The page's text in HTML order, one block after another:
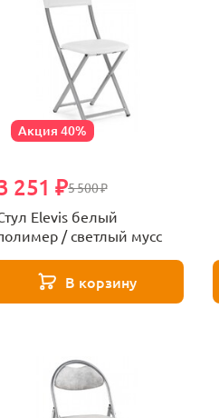
Акция 40%
5 500 ₽
251 ₽
Elevis белый
/ светлый мусс
В корзину